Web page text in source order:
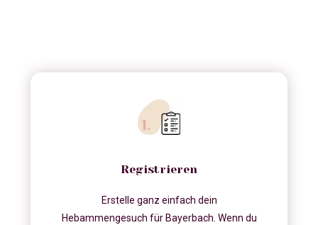
Registrieren
Erstelle ganz einfach dein
Hebammengesuch für Bayerbach. Wenn du